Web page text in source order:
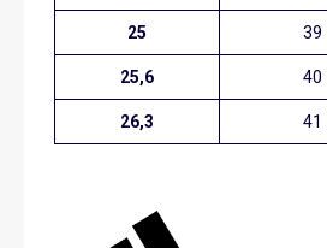
25 39
25,6 40
26,3 41